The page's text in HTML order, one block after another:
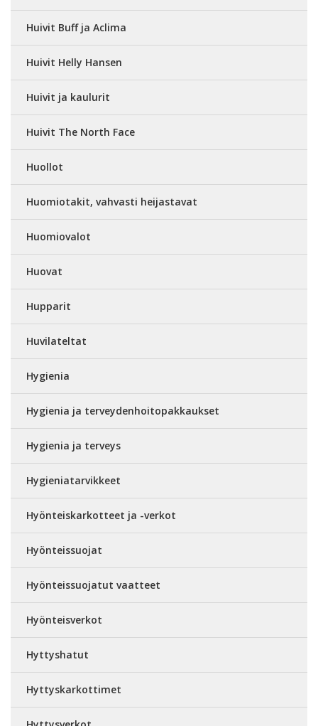
Huivit Buff ja Aclima
Huivit Helly Hansen
Huivit ja kaulurit
Huivit The North Face
Huollot
Huomiotakit, vahvasti heijastavat
Huomiovalot
Huovat
Hupparit
Huvilateltat
Hygienia
Hygienia ja terveydenhoitopakkaukset
Hygienia ja terveys
Hygieniatarvikkeet
Hyönteiskarkotteet ja -verkot
Hyönteissuojat
Hyönteissuojatut vaatteet
Hyönteisverkot
Hyttyshatut
Hyttyskarkottimet